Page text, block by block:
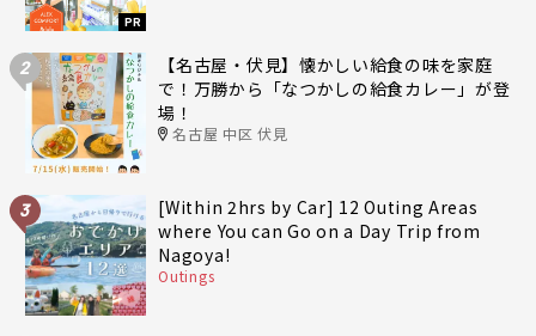
PR
2
【名古屋・伏見】懐かしい給食の味を家庭
で！万勝から「なつかしの給食カレー」が登
場！
名古屋 中区 伏見
3
[Within 2hrs by Car] 12 Outing Areas
where You can Go on a Day Trip from
Nagoya!
Outings